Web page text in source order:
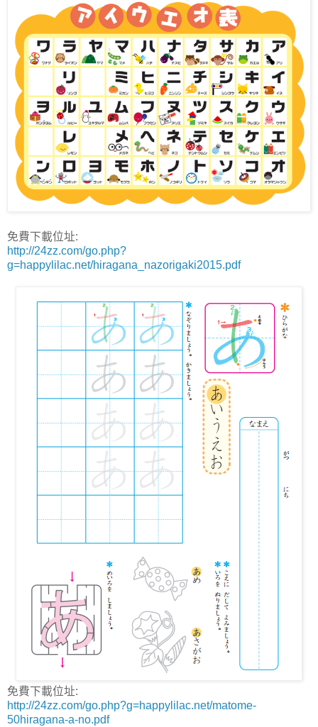
免費下載位址:
http://24zz.com/go.php?
g=happylilac.net/hiragana_nazorigaki2015.pdf
免費下載位址:
http://24zz.com/go.php?g=happylilac.net/matome-
50hiragana-a-no.pdf